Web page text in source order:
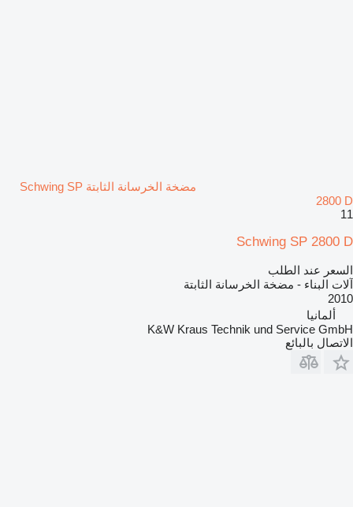
مضخة الخرسانة الثابتة Schwing SP
2800 D
11
Schwing SP 2800 D
السعر عند الطلب
آلات البناء - مضخة الخرسانة الثابتة
2010
ألمانيا
K&W Kraus Technik und Service GmbH
الاتصال بالبائع